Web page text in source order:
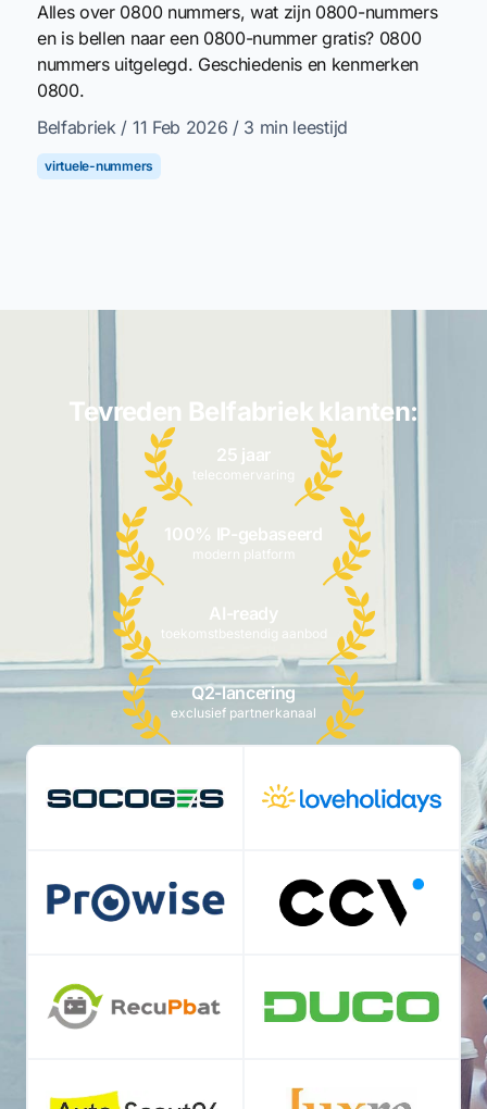
Alles over 0800 nummers, wat zijn 0800-nummers
en is bellen naar een 0800-nummer gratis? 0800
nummers uitgelegd. Geschiedenis en kenmerken
0800.
Belfabriek / 11 Feb 2026 / 3 min leestijd
virtuele-nummers
Tevreden Belfabriek klanten:
25 jaar
telecomervaring
100% IP-gebaseerd
modern platform
AI-ready
toekomstbestendig aanbod
Q2-lancering
exclusief partnerkanaal